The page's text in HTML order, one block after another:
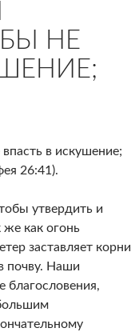
НЕ
в искушение;
26:41).
утвердить и
же как огонь
заставляет корни
почву. Наши
благословения,